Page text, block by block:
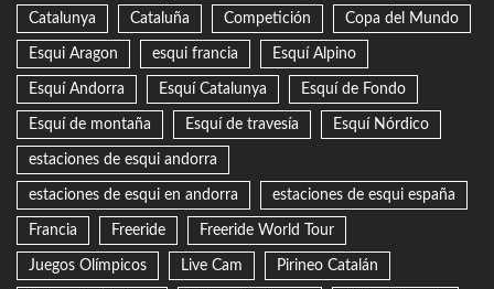
Catalunya Cataluña Competición Copa del Mundo
Esqui Aragon esqui francia Esquí Alpino
Esquí Andorra Esquí Catalunya Esquí de Fondo
Esquí de montaña Esquí de travesía Esquí Nórdico
estaciones de esqui andorra
estaciones de esqui en andorra estaciones de esqui españa
Francia Freeride Freeride World Tour
Juegos Olímpicos Live Cam Pirineo Catalán